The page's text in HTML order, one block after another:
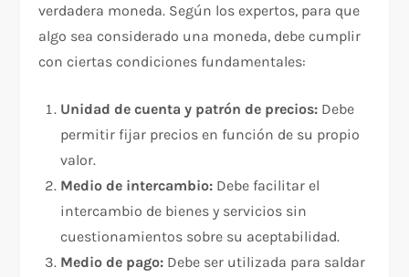
verdadera moneda. Según los expertos, para que
algo sea considerado una moneda, debe cumplir
con ciertas condiciones fundamentales:
Unidad de cuenta y patrón de precios: Debe
permitir fijar precios en función de su propio
valor.
Medio de intercambio: Debe facilitar el
intercambio de bienes y servicios sin
cuestionamientos sobre su aceptabilidad.
Medio de pago: Debe ser utilizada para saldar